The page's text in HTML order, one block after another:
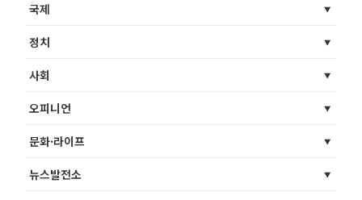
국제
정치
사회
오피니언
문화·라이프
뉴스발전소